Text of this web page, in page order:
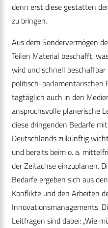
denn erst diese gestatten
zu bringen.
Aus dem Sondervermögen
Teilen Material beschafft,
wird und schnell
politisch-parlamentarischen
tagtäglich auch in den
anspruchsvolle planerische
diese dringenden Bedarfe
Deutschlands zukünftig
und bereits beim o. a.
der Zeitachse einzuplanen.
Bedarfe ergeben sich aus
Konflikte und den Arbeiten
Innovationsmanagements.
Leitfragen sind dabei: „Wie